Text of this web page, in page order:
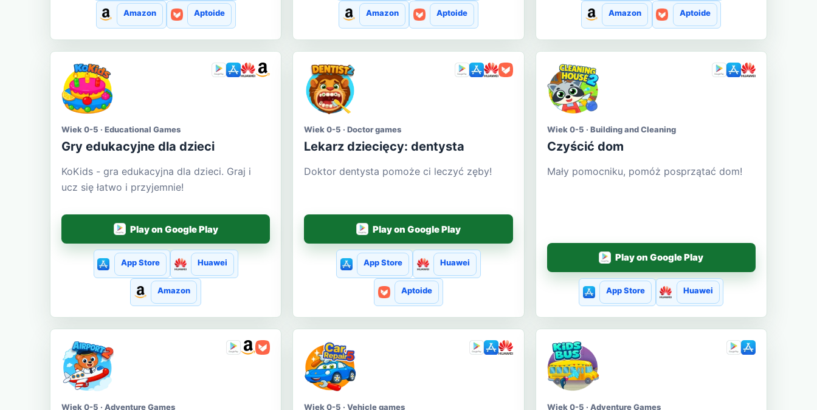
Amazon Aptoide Amazon Aptoide Amazon Aptoide
Wiek 0-5 · Educational Games
Gry edukacyjne dla dzieci
KoKids - gra edukacyjna dla dzieci. Graj i
ucz się łatwo i przyjemnie!
Play on Google Play
App Store Huawei
Amazon
Wiek 0-5 · Doctor games
Lekarz dziecięcy: dentysta
Doktor dentysta pomoże ci leczyć zęby!
Play on Google Play
App Store Huawei
Aptoide
Wiek 0-5 · Building and Cleaning
Czyścić dom
Mały pomocniku, pomóż posprzątać dom!
Play on Google Play
App Store Huawei
Wiek 0-5 · Adventure Games Wiek 0-5 · Vehicle games Wiek 0-5 · Adventure Games